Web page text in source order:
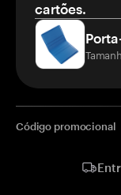
cartões.
Código promocional